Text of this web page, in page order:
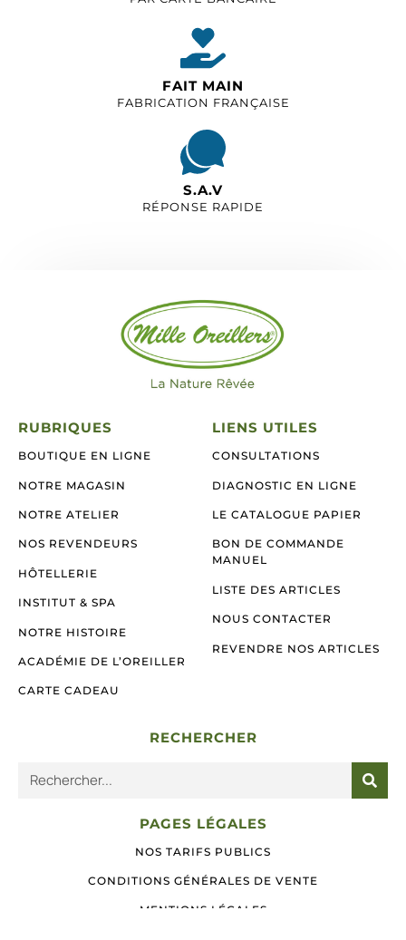
FAIT MAIN
FABRICATION FRANÇAISE
S.A.V
RÉPONSE RAPIDE
RUBRIQUES
BOUTIQUE EN LIGNE
NOTRE MAGASIN
NOTRE ATELIER
NOS REVENDEURS
HÔTELLERIE
INSTITUT & SPA
NOTRE HISTOIRE
ACADÉMIE DE L’OREILLER
CARTE CADEAU
LIENS UTILES
CONSULTATIONS
DIAGNOSTIC EN LIGNE
LE CATALOGUE PAPIER
BON DE COMMANDE
MANUEL
LISTE DES ARTICLES
NOUS CONTACTER
REVENDRE NOS ARTICLES
RECHERCHER
PAGES LÉGALES
NOS TARIFS PUBLICS
CONDITIONS GÉNÉRALES DE VENTE
MENTIONS LÉGALES